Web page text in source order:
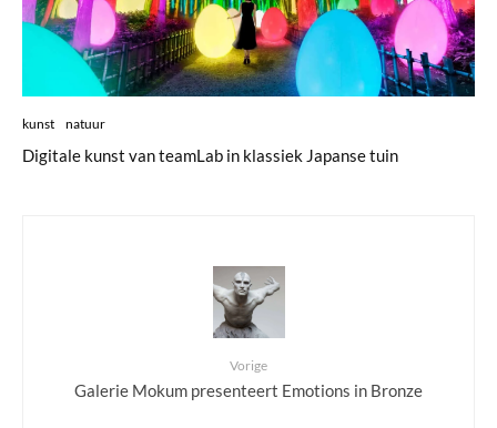
kunst natuur
Digitale kunst van teamLab in klassiek Japanse tuin
Vorige
Galerie Mokum presenteert Emotions in Bronze